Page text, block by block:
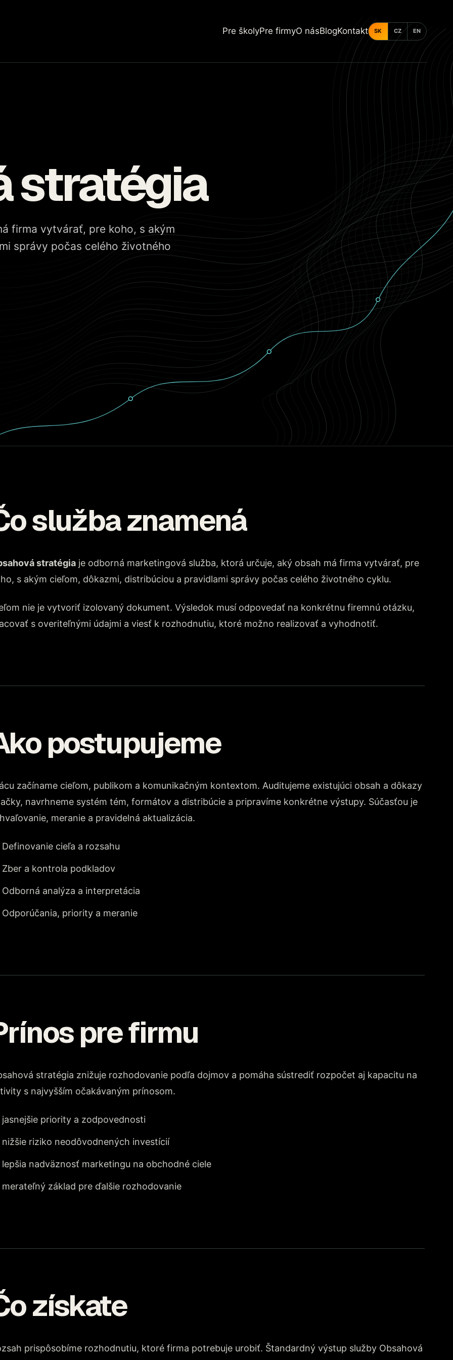
Pre školyPre firmyO násBlogKontakt SK CZ EN
stratégia
firma vytvárať, pre koho, s akým
správy počas celého životného
služba znamená
stratégia je odborná marketingová služba, ktorá určuje, aký obsah má firma vytvárať, pre
s akým cieľom, dôkazmi, distribúciou a pravidlami správy počas celého životného cyklu.
nie je vytvoriť izolovaný dokument. Výsledok musí odpovedať na konkrétnu firemnú otázku,
s overiteľnými údajmi a viesť k rozhodnutiu, ktoré možno realizovať a vyhodnotiť.
postupujeme
začíname cieľom, publikom a komunikačným kontextom. Auditujeme existujúci obsah a dôkazy
navrhneme systém tém, formátov a distribúcie a pripravíme konkrétne výstupy. Súčasťou je
meranie a pravidelná aktualizácia.
Definovanie cieľa a rozsahu
Zber a kontrola podkladov
Odborná analýza a interpretácia
Odporúčania, priority a meranie
pre firmu
stratégia znižuje rozhodovanie podľa dojmov a pomáha sústrediť rozpočet aj kapacitu na
s najvyšším očakávaným prínosom.
jasnejšie priority a zodpovednosti
nižšie riziko neodôvodnených investícií
lepšia nadväznosť marketingu na obchodné ciele
merateľný základ pre ďalšie rozhodovanie
získate
prispôsobíme rozhodnutiu, ktoré firma potrebuje urobiť. Štandardný výstup služby Obsahová